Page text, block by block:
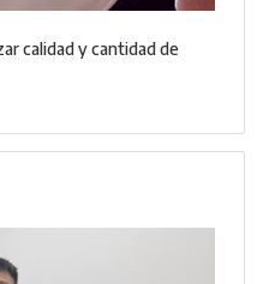
calidad y cantidad de